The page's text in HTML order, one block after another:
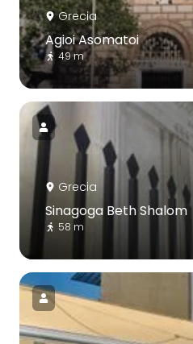
Grecia
Agioi Asomatoi
49 m
Grecia
Sinagoga Beth Shalom
58 m